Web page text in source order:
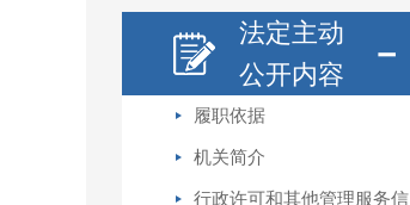
法定主动
公开内容
－
履职依据
机关简介
行政许可和其他管理服务信